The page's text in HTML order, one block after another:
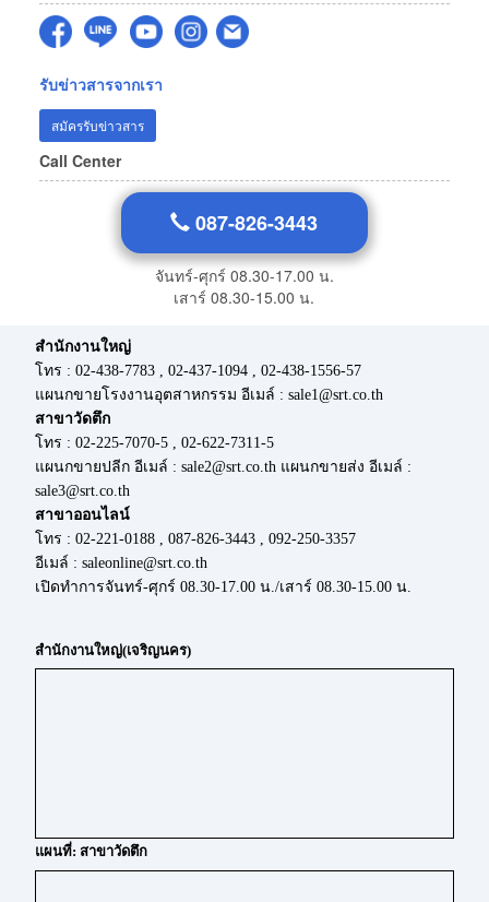
รับข่าวสารจากเรา
สมัครรับข่าวสาร
Call Center
087-826-3443
จันทร์-ศุกร์ 08.30-17.00 น.
เสาร์ 08.30-15.00 น.
สำนักงานใหญ่
โทร : 02-438-7783 , 02-437-1094 , 02-438-1556-57
แผนกขายโรงงานอุตสาหกรรม อีเมล์ : sale1@srt.co.th
สาขาวัดตึก
โทร : 02-225-7070-5 , 02-622-7311-5
แผนกขายปลีก อีเมล์ : sale2@srt.co.th แผนกขายส่ง อีเมล์ :
sale3@srt.co.th
สาขาออนไลน์
โทร : 02-221-0188 , 087-826-3443 , 092-250-3357
อีเมล์ : saleonline@srt.co.th
เปิดทำการจันทร์-ศุกร์ 08.30-17.00 น./เสาร์ 08.30-15.00 น.
สำนักงานใหญ่(เจริญนคร)
แผนที่: สาขาวัดตึก